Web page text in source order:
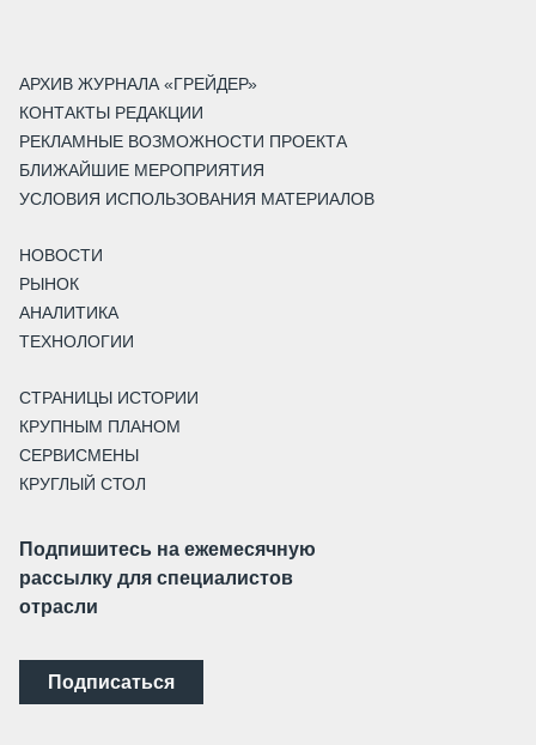
АРХИВ ЖУРНАЛА «ГРЕЙДЕР»
КОНТАКТЫ РЕДАКЦИИ
РЕКЛАМНЫЕ ВОЗМОЖНОСТИ ПРОЕКТА
БЛИЖАЙШИЕ МЕРОПРИЯТИЯ
УСЛОВИЯ ИСПОЛЬЗОВАНИЯ МАТЕРИАЛОВ
НОВОСТИ
РЫНОК
АНАЛИТИКА
ТЕХНОЛОГИИ
СТРАНИЦЫ ИСТОРИИ
КРУПНЫМ ПЛАНОМ
СЕРВИСМЕНЫ
КРУГЛЫЙ СТОЛ
Подпишитесь на ежемесячную
рассылку для специалистов
отрасли
Подписаться